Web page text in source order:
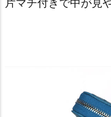
片マチ付きで中が見